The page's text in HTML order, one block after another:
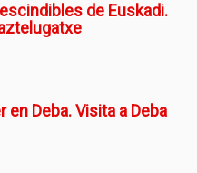
de Euskadi.
en Deba. Visita a Deba